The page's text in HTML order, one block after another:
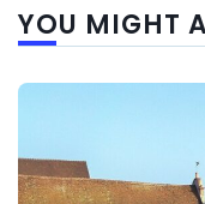
YOU MIGHT